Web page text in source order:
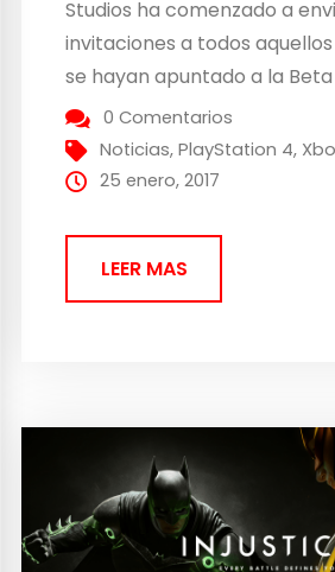
Studios ha comenzado a
invitaciones a todos
se hayan apuntado a la
2 para que puedan entrar ya
segunda es que Robin
la lucha como personaje
0 Comentarios
Noticias,PlayStation 4,
25 enero, 2017
LEER MAS